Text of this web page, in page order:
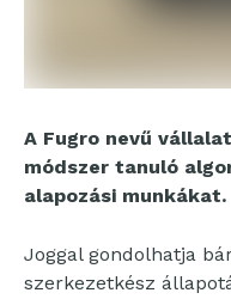
A Fugro nevű
módszer tanuló
alapozási munkákat.
Joggal gondolhatja
szerkezetkész